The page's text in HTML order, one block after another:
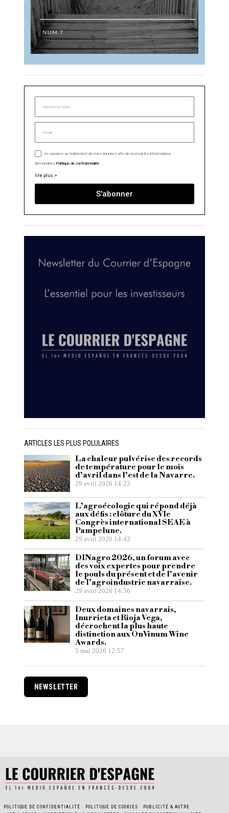
Je consens au traitement de mes données afin de recevoir les informations
demandées.Politique de confidentialité
lire plus >
S'abonner
ARTICLES LES PLUS POLULAIRES
La chaleur pulvérise des records
de température pour le mois
d’avril dans l’est de la Navarre.
29 avril 2026 14:23
L’agroécologie qui répond déjà
aux défis : clôture du XVIe
Congrès international SEAE à
Pampelune.
29 avril 2026 14:42
DINagro 2026, un forum avec
des voix expertes pour prendre
le pouls du présent et de l’avenir
de l’agroindustrie navarraise.
29 avril 2026 14:56
Deux domaines navarrais,
Inurrieta et Rioja Vega,
décrochent la plus haute
distinction aux OnVinum Wine
Awards.
5 mai 2026 12:57
NEWSLETTER
POLITIQUE DE CONFIDENTIALITÉ POLITIQUE DE COOKIES
PUBLICITÉ & AUTRE